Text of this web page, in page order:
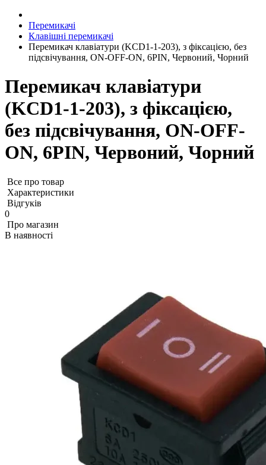
Перемикачі
Клавішні перемикачі
Перемикач клавіатури (KCD1-1-203), з фіксацією, без
підсвічування, ON-OFF-ON, 6PIN, Червоний, Чорний
Перемикач клавіатури
(KCD1-1-203), з фіксацією,
без підсвічування, ON-OFF-
ON, 6PIN, Червоний, Чорний
Все про товар
Характеристики
Відгуків
0
Про магазин
В наявності